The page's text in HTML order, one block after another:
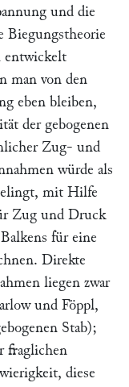
und die
Biegungstheorie
entwickelt
man von den
eben bleiben,
der gebogenen
Zug- und
würde als
mit Hilfe
Zug und Druck
für eine
Direkte
liegen zwar
und Föppl,
Stab);
fraglichen
diese